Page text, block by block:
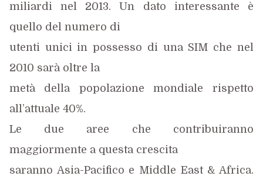
miliardi nel 2013. Un dato interessante è
quello del numero di
utenti unici in possesso di una SIM che nel
2010 sarà oltre la
metà della popolazione mondiale rispetto
all’attuale 40%.
Le due aree che contribuiranno
maggiormente a questa crescita
saranno Asia-Pacifico e Middle East & Africa.